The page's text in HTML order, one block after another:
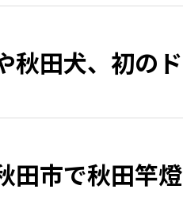
秋田犬、初のド
市で秋田竿燈